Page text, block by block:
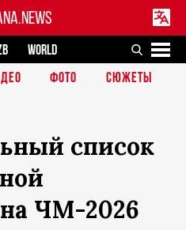
WORLD
ФОТО СЮЖЕТЫ
список
ЧМ-2026